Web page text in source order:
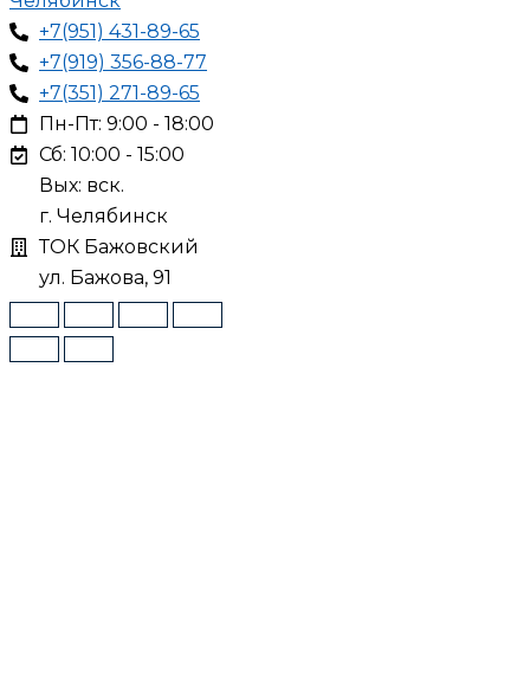
+7(951) 431-89-65
+7(919) 356-88-77
+7(351) 271-89-65
Пн-Пт: 9:00 - 18:00
Сб: 10:00 - 15:00
Вых: вск.
г. Челябинск
ТОК Бажовский
ул. Бажова, 91